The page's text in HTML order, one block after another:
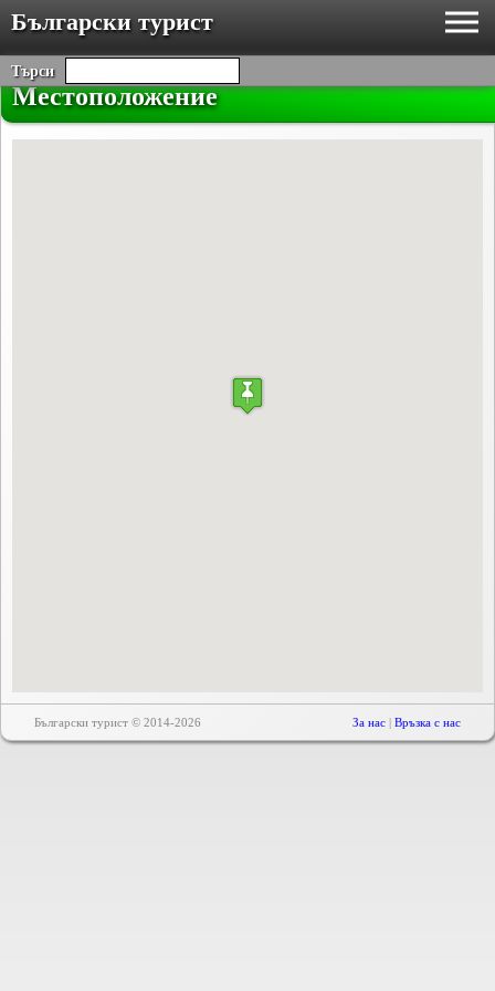
Български турист
Търси
Местоположение
Български турист © 2014-2026 За нас | Връзка с нас